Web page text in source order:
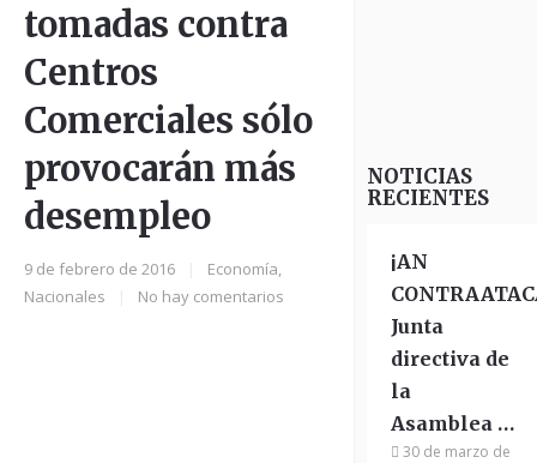
tomadas contra
Centros
Comerciales sólo
provocarán más
desempleo
9 de febrero de 2016 Economía,
Nacionales
No hay comentarios
NOTICIAS
RECIENTES
¡AN
Junta
directiva de
la
Asamblea …
30 de marzo de